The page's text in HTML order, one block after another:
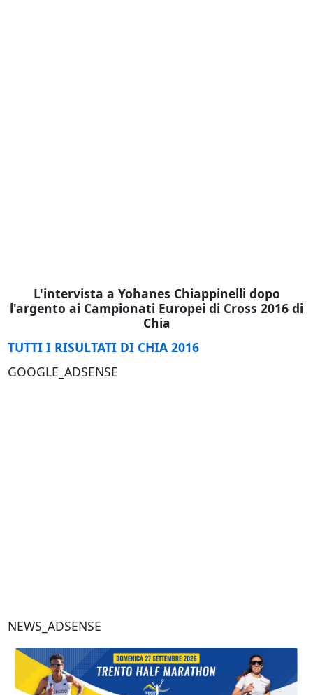
L'intervista a Yohanes Chiappinelli dopo
l'argento ai Campionati Europei di Cross 2016 di
Chia
TUTTI I RISULTATI DI CHIA 2016
GOOGLE_ADSENSE
NEWS_ADSENSE